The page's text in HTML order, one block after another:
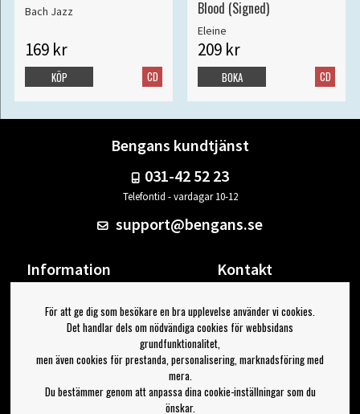
Bach Jazz
169 kr
CD
KÖP
Blood (Signed)
Eleine
209 kr
CD
BOKA
Bengans kundtjänst
031-42 52 23
Telefontid - vardagar 10-12
support@bengans.se
Information
Om Bengans
FAQ / Köp- & Leveransvillkor
Kontakt
Din sida
Logga ut
Jag vill ha tips från Bengans
För att ge dig som besökare en bra upplevelse använder vi cookies.
Det handlar dels om nödvändiga cookies för webbsidans
grundfunktionalitet,
men även cookies för prestanda, personalisering, marknadsföring med
mera.
Du bestämmer genom att anpassa dina cookie-inställningar som du
önskar.